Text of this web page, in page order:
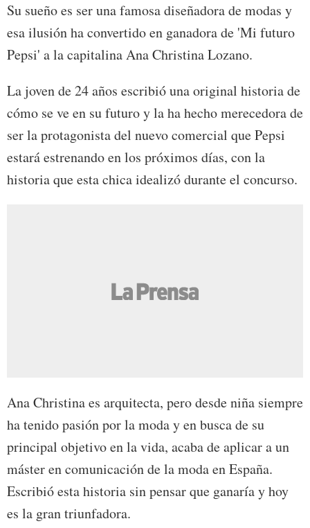
Su sueño es ser una famosa diseñadora de modas y
esa ilusión ha convertido en ganadora de 'Mi futuro
Pepsi' a la capitalina Ana Christina Lozano.
La joven de 24 años escribió una original historia de
cómo se ve en su futuro y la ha hecho merecedora de
ser la protagonista del nuevo comercial que Pepsi
estará estrenando en los próximos días, con la
historia que esta chica idealizó durante el concurso.
Ana Christina es arquitecta, pero desde niña siempre
ha tenido pasión por la moda y en busca de su
principal objetivo en la vida, acaba de aplicar a un
máster en comunicación de la moda en España.
Escribió esta historia sin pensar que ganaría y hoy
es la gran triunfadora.